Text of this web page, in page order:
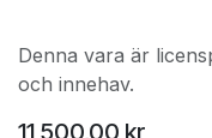
Denna vara är
och innehav.
11 500,00 kr